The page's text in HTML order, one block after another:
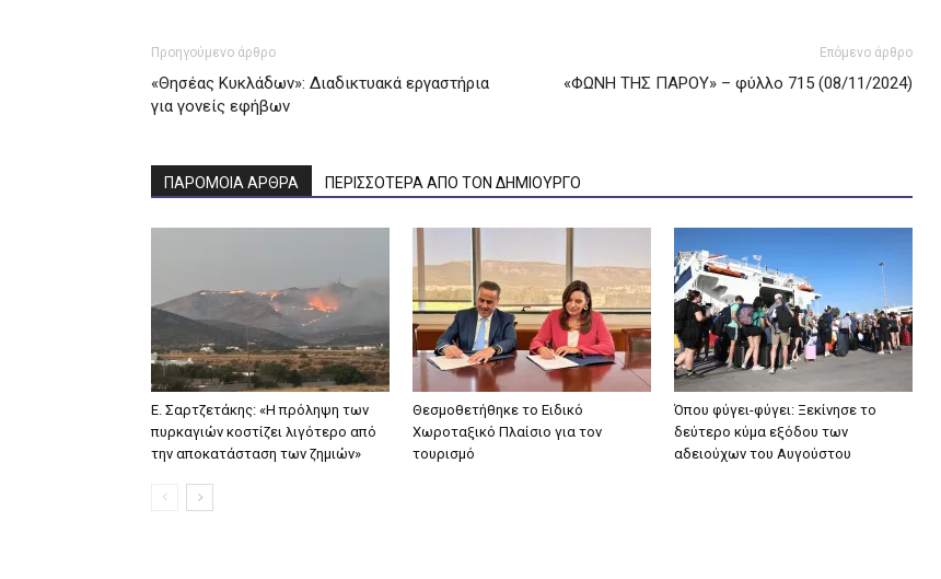
Προηγούμενο άρθρο
«Θησέας Κυκλάδων»: Διαδικτυακά εργαστήρια
για γονείς εφήβων
Επόμενο άρθρο
«ΦΩΝΗ ΤΗΣ ΠΑΡΟΥ» – φύλλο 715 (08/11/2024)
ΠΑΡΟΜΟΙΑ ΑΡΘΡΑ ΠΕΡΙΣΣΟΤΕΡΑ ΑΠΟ ΤΟΝ ΔΗΜΙΟΥΡΓΟ
Ε. Σαρτζετάκης: «Η πρόληψη των
πυρκαγιών κοστίζει λιγότερο από
την αποκατάσταση των ζημιών»
Θεσμοθετήθηκε το Ειδικό
Χωροταξικό Πλαίσιο για τον
τουρισμό
Όπου φύγει-φύγει: Ξεκίνησε το
δεύτερο κύμα εξόδου των
αδειούχων του Αυγούστου